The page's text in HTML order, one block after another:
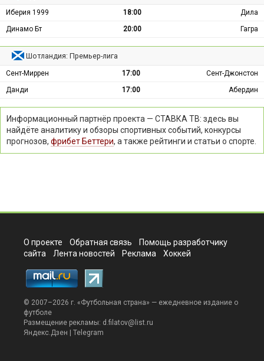
Иберия 1999 18:00
Дила
Динамо Бт
20:00 Гагра
Шотландия: Премьер-лига
Сент-Миррен 17:00
Сент-Джонстон
Данди
17:00 Абердин
Информационный партнёр проекта — СТАВКА ТВ: здесь вы
найдёте аналитику и обзоры спортивных событий, конкурсы
прогнозов, фрибет Беттери, а также рейтинги и статьи о спорте.
О проекте Обратная связь
Помощь разработчику
сайта
Лента новостей Реклама Хоккей
© 2007–2026 г. «Футбольная страна» — ежедневное издание о
футболе
Размещение рекламы: d.filatov@list.ru
Яндекс.Дзен | Telegram